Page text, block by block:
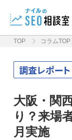
TOP コラムTOP
調査レポート
大阪・関
り？来場
月実施